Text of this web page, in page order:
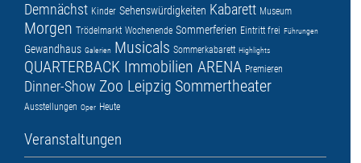
Demnächst Kinder Sehenswürdigkeiten Kabarett Museum
Morgen Trödelmarkt Wochenende Sommerferien Eintritt frei Führungen
Gewandhaus Galerien Musicals Sommerkabarett Highlights
QUARTERBACK Immobilien ARENA Premieren
Dinner-Show Zoo Leipzig Sommertheater
Ausstellungen Oper Heute
Veranstaltungen